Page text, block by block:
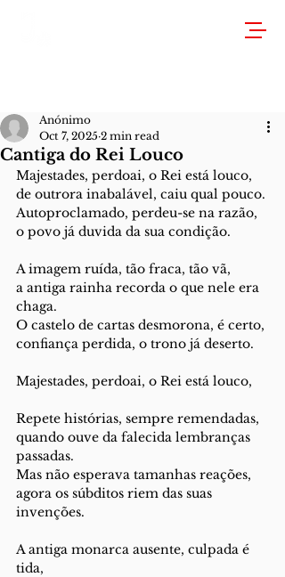
Cantiga do Rei Louco
Anónimo
Oct 7, 2025 2 min read
Majestades, perdoai, o Rei está louco,
de outrora inabalável, caiu qual pouco.
Autoproclamado, perdeu-se na razão,
o povo já duvida da sua condição.
A imagem ruída, tão fraca, tão vã,
a antiga rainha recorda o que nele era
chaga.
O castelo de cartas desmorona, é certo,
confiança perdida, o trono já deserto.
Majestades, perdoai, o Rei está louco,
Repete histórias, sempre remendadas,
quando ouve da falecida lembranças
passadas.
Mas não esperava tamanhas reações,
agora os súbditos riem das suas
invenções.
A antiga monarca ausente, culpada é
tida,